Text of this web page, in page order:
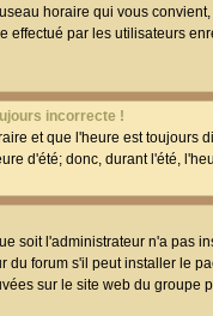
horaire qui vous
effectué par les utilisateurs
incorrecte !
et que l'heure est
d'été; donc, durant l'été,
soit l'administrateur n'a pas
du forum s'il peut installer le
sur le site web du groupe